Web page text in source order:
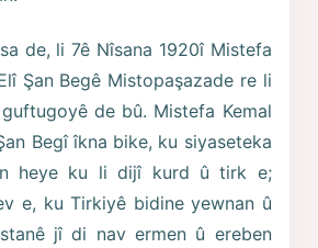
de, li 7ê Nîsana 1920î Mistefa
Şan Begê Mistopaşazade re li
de bû. Mistefa Kemal
Begî îkna bike, ku siyaseteka
heye ku li dijî kurd û tirk e;
e, ku Tirkiyê bidine yewnan û
jî di nav ermen û ereben